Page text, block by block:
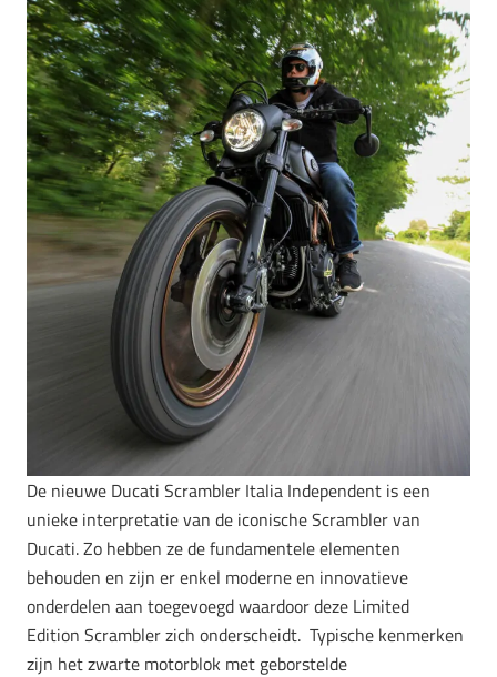
De nieuwe Ducati Scrambler Italia Independent is een
unieke interpretatie van de iconische Scrambler van
Ducati. Zo hebben ze de fundamentele elementen
behouden en zijn er enkel moderne en innovatieve
onderdelen aan toegevoegd waardoor deze Limited
Edition Scrambler zich onderscheidt. Typische kenmerken
zijn het zwarte motorblok met geborstelde